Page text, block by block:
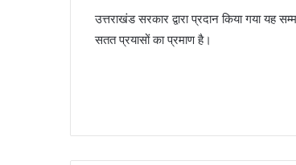
उत्तराखंड सरकार द्वारा प्रदान किया गया यह
सतत प्रयासों का प्रमाण है।